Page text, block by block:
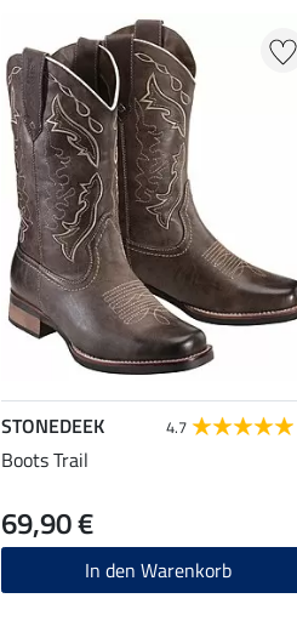
STONEDEEK 4.7
Boots Trail
69,90 €
In den Warenkorb